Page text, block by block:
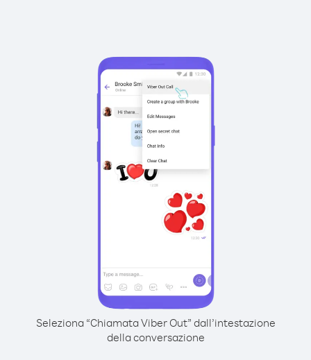
Seleziona “Chiamata Viber Out” dall’intestazione
della conversazione